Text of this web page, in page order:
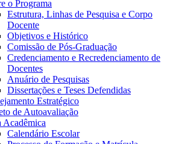
o Programa
Estrutura, Linhas de Pesquisa e Corpo
Docente
Objetivos e Histórico
Comissão de Pós-Graduação
Credenciamento e Recredenciamento de
Docentes
Anuário de Pesquisas
Dissertações e Teses Defendidas
Estratégico
de Autoavaliação
Acadêmica
Calendário Escolar